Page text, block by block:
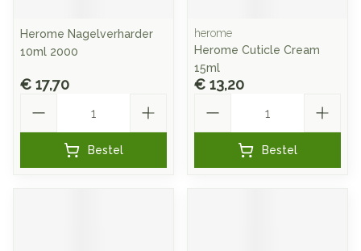
Herome Nagelverharder
10ml 2000
€ 17,70
Bestel
herome
Herome Cuticle Cream
15ml
€ 13,20
Bestel